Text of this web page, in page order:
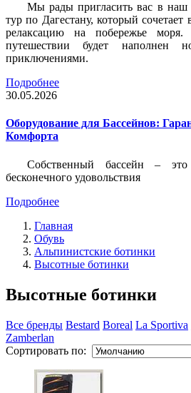
Мы рады пригласить вас в наш
тур по Дагестану, который
релаксацию на побережье
путешествии будет наполнен
приключениями.
Подробнее
30.05.2026
Оборудование для Бассейнов:
Комфорта
Собственный бассейн –
бесконечного удовольствия
Подробнее
Главная
Обувь
Альпинистские ботинки
Высотные ботинки
Высотные ботинки
Все бренды Bestard Boreal La Sportiva
Zamberlan
Сортировать по: